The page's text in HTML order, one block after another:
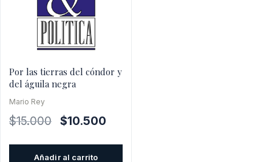
Por las tierras del cóndor y
del águila negra
Mario Rey
$15.000
El
$10.500
Añadir al carrito